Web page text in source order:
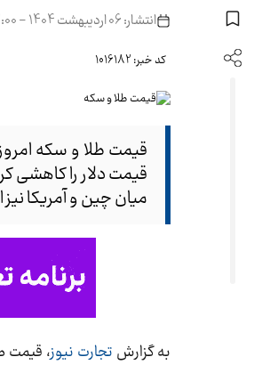
انتشار: 06 اردیبهشت 1404 - 13:00
کد خبر: 1016182
قیمت طلا و سکه
قیمت دلار را کاهشی
میان چین و آمریکا
به گزارش تجارت نیوز، قیمت